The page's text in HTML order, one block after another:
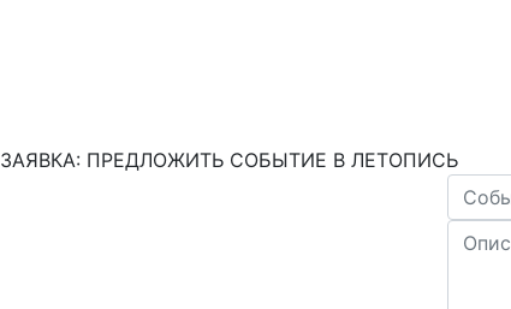
ЗАЯВКА: ПРЕДЛОЖИТЬ СОБЫТИЕ В ЛЕТОПИСЬ